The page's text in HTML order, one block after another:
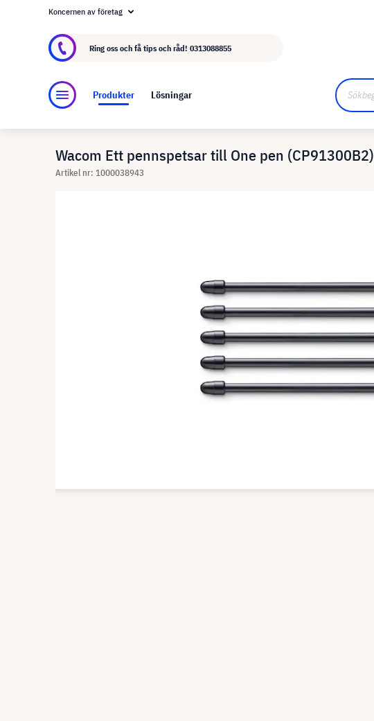
Om visunext.se
Koncernen av företag
Ring oss och få tips och råd! 0313088855
Produkter Lösningar
Wacom Ett pennspetsar till One pen (CP91300B2)
Artikel nr: 1000038943